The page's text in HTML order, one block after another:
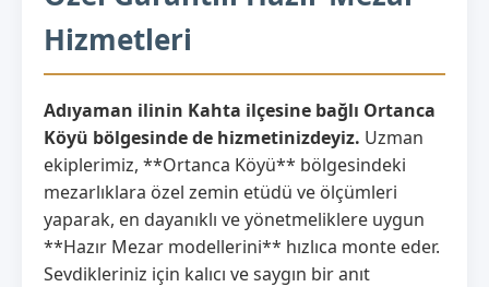
Hizmetleri
Adıyaman ilinin Kahta ilçesine bağlı Ortanca
Köyü bölgesinde de hizmetinizdeyiz. Uzman
ekiplerimiz, **Ortanca Köyü** bölgesindeki
mezarlıklara özel zemin etüdü ve ölçümleri
yaparak, en dayanıklı ve yönetmeliklere uygun
**Hazır Mezar modellerini** hızlıca monte eder.
Sevdikleriniz için kalıcı ve saygın bir anıt